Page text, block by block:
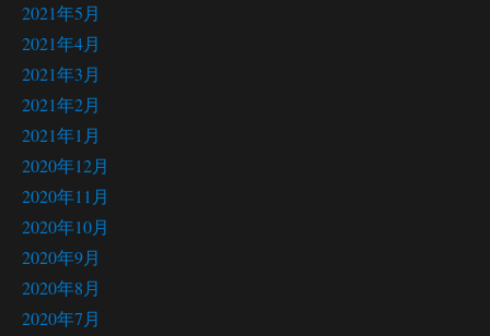
2021年5月
2021年4月
2021年3月
2021年2月
2021年1月
2020年12月
2020年11月
2020年10月
2020年9月
2020年8月
2020年7月